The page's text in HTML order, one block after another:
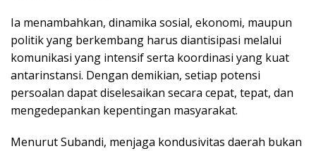
Ia menambahkan, dinamika sosial, ekonomi, maupun
politik yang berkembang harus diantisipasi melalui
komunikasi yang intensif serta koordinasi yang kuat
antarinstansi. Dengan demikian, setiap potensi
persoalan dapat diselesaikan secara cepat, tepat, dan
mengedepankan kepentingan masyarakat.
Menurut Subandi, menjaga kondusivitas daerah bukan